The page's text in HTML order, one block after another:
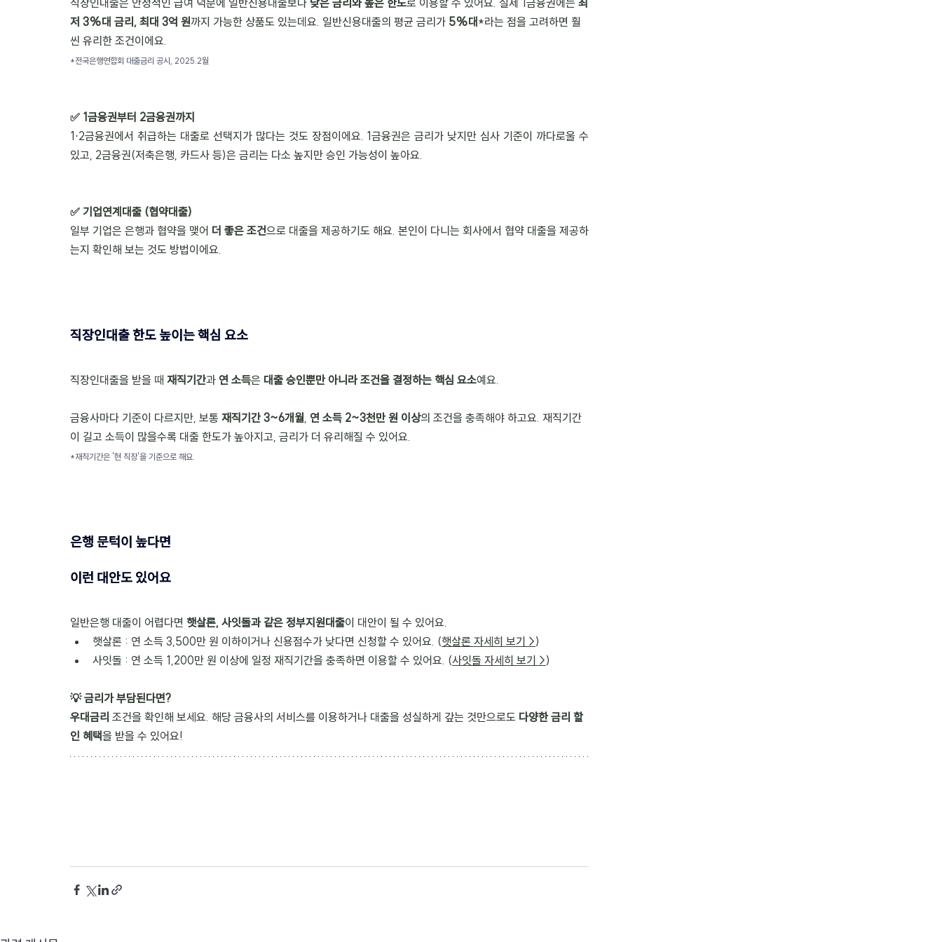
직장인대출은 안정적인 급여 덕분에 일반신용대출보다 낮은 금리와 높은 한도로 이용할 수 있어요. 실제 1금융권에는 최
저 3%대 금리, 최대 3억 원까지 가능한 상품도 있는데요. 일반신용대출의 평균 금리가 5%대 *라는 점을 고려하면 훨
씬 유리한 조건이에요.
*전국은행연합회 대출금리 공시, 2025.2월
✅ 1금융권부터 2금융권까지
1⋅2금융권에서 취급하는 대출로 선택지가 많다는 것도 장점이에요. 1금융권은 금리가 낮지만 심사 기준이 까다로울 수
있고, 2금융권(저축은행, 카드사 등)은 금리는 다소 높지만 승인 가능성이 높아요.
✅ 기업연계대출 (협약대출)
일부 기업은 은행과 협약을 맺어 더 좋은 조건으로 대출을 제공하기도 해요. 본인이 다니는 회사에서 협약 대출을 제공하
는지 확인해 보는 것도 방법이에요.
직장인대출 한도 높이는 핵심 요소
직장인대출을 받을 때 재직기간과 연 소득은 대출 승인뿐만 아니라 조건을 결정하는 핵심 요소예요.
금융사마다 기준이 다르지만, 보통 재직기간 3~6개월, 연 소득 2~3천만 원 이상의 조건을 충족해야 하고요. 재직기간
이 길고 소득이 많을수록 대출 한도가 높아지고, 금리가 더 유리해질 수 있어요.
*재직기간은 '현 직장'을 기준으로 해요.
은행 문턱이 높다면
이런 대안도 있어요
일반은행 대출이 어렵다면 햇살론, 사잇돌과 같은 정부지원대출이 대안이 될 수 있어요.
햇살론 : 연 소득 3,500만 원 이하이거나 신용점수가 낮다면 신청할 수 있어요. (햇살론 자세히 보기 >)
사잇돌 : 연 소득 1,200만 원 이상에 일정 재직기간을 충족하면 이용할 수 있어요. (사잇돌 자세히 보기 >)
💡 금리가 부담된다면?
우대금리 조건을 확인해 보세요. 해당 금융사의 서비스를 이용하거나 대출을 성실하게 갚는 것만으로도 다양한 금리 할
인 혜택을 받을 수 있어요!